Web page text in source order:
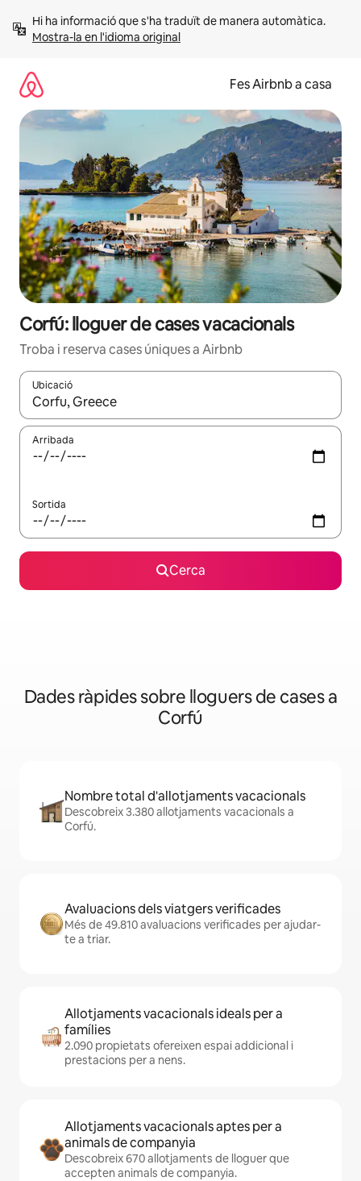
Mostra-la en l'idioma original
Fes Airbnb a casa
Corfú: lloguer de cases vacacionals
Troba i reserva cases úniques a Airbnb
Ubicació
Quan els resultats estiguin disponibles, podràs navegar-hi a
Arribada
Sortida
Cerca
Dades ràpides sobre lloguers de cases a
Corfú
Nombre total d'allotjaments vacacionals
Descobreix 3.380 allotjaments vacacionals a
Corfú.
Avaluacions dels viatgers verificades
Més de 49.810 avaluacions verificades per ajudar-
te a triar.
Allotjaments vacacionals ideals per a
famílies
2.090 propietats ofereixen espai addicional i
prestacions per a nens.
Allotjaments vacacionals aptes per a
animals de companyia
Descobreix 670 allotjaments de lloguer que
accepten animals de companyia.